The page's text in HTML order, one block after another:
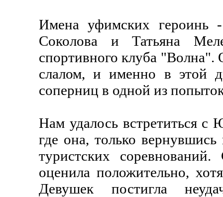
Имена уфимских героинь
Соколова и Татьяна
спортивного клуба "Волна".
слалом, и именно в этой
соперниц в одной из
Нам удалось встретиться
где она, только
туристских
оценила положительно,
Девушек постигла